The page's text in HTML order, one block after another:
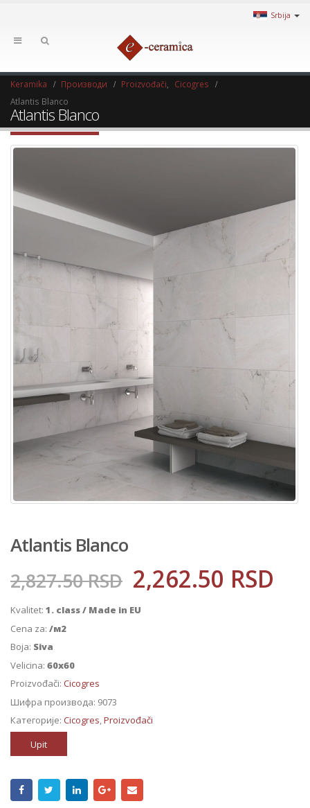
Srbija
Keramika Производи Proizvođači
Cicogres
Atlantis Blanco
Atlantis Blanco
Atlantis Blanco
2,827.50RSD 2,262.50 RSD
Kvalitet: 1. class / Made in EU
Cena za: /м2
Boja: Siva
Velicina: 60x60
Proizvođači: Cicogres
Шифра производа: 9073
Категорије: Cicogres,Proizvođači
Upit